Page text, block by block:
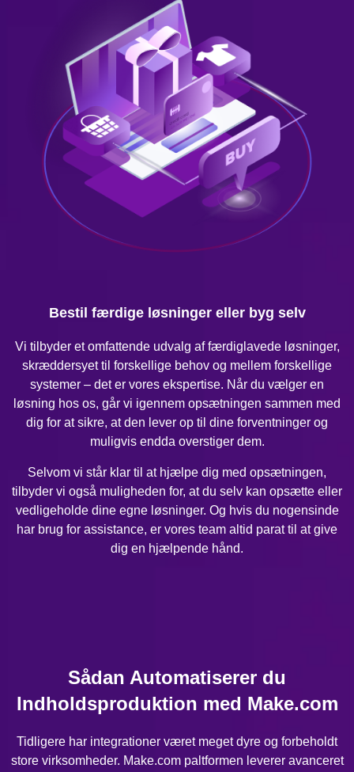
Bestil færdige løsninger eller byg selv
Vi tilbyder et omfattende udvalg af færdiglavede løsninger,
skræddersyet til forskellige behov og mellem forskellige
systemer – det er vores ekspertise. Når du vælger en
løsning hos os, går vi igennem opsætningen sammen med
dig for at sikre, at den lever op til dine forventninger og
muligvis endda overstiger dem.
Selvom vi står klar til at hjælpe dig med opsætningen,
tilbyder vi også muligheden for, at du selv kan opsætte eller
vedligeholde dine egne løsninger. Og hvis du nogensinde
har brug for assistance, er vores team altid parat til at give
dig en hjælpende hånd.
Sådan Automatiserer du
Indholdsproduktion med Make.com
Tidligere har integrationer været meget dyre og forbeholdt
store virksomheder. Make.com paltformen leverer avanceret